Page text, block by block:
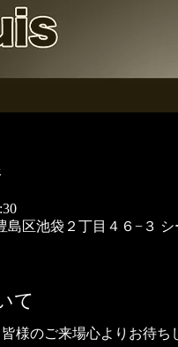
区池袋２丁目４６−３ シ
て
様のご来場心よりお待ち